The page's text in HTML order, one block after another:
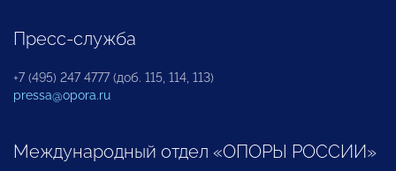
Пресс-служба
+7 (495) 247 4777 (доб. 115, 114, 113)
pressa@opora.ru
Международный отдел «ОПОРЫ РОССИИ»